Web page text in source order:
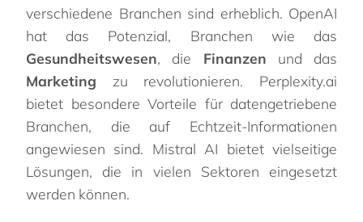
verschiedene Branchen sind erheblich. OpenAI
hat das Potenzial, Branchen wie das
Gesundheitswesen, die Finanzen und das
Marketing zu revolutionieren. Perplexity.ai
bietet besondere Vorteile für datengetriebene
Branchen, die auf Echtzeit-Informationen
angewiesen sind. Mistral AI bietet vielseitige
Lösungen, die in vielen Sektoren eingesetzt
werden können.